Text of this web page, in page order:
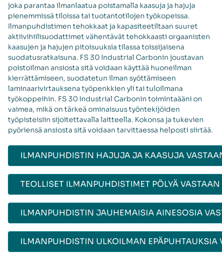
joka parantaa ilmanlaatua poistamalla kaasuja ja hajuja
pienemmissä tiloissa tai tuotantotilojen työkopeissa.
Ilmanpuhdistimen tehokkaat ja kapasiteetiltaan suuret
aktiivihiilisuodattimet vähentävät tehokkaasti orgaanisten
kaasujen ja hajujen pitoisuuksia tilassa toissijaisena
suodatusratkaisuna. FS 30 Industrial Carbonin joustavan
poistoilman ansiosta sitä voidaan käyttää huoneilman
kierrättämiseen, suodatetun ilman syöttämiseen
laminaarivirtauksena työpenkkien yli tai tuloilmana
työkoppeihin. FS 30 Industrial Carbonin toimintaääni on
vaimea, mikä on tärkeä ominaisuus työntekijöiden
työpisteisiin sijoitettavalla laitteella. Kokonsa ja tukevien
pyöriensä ansiosta sitä voidaan tarvittaessa helposti siirtää.
ILMANPUHDISTIN HAJUJA JA KAASUJA
TEOLLISET ILMANPUHDISTIMET PÖLYÄ VASTAAN
ILMANPUHDISTIN JAUHEMAISIA AINESOSIA
ILMANPUHDISTIN ULKOILMAN EPÄPUHTAUKSIA